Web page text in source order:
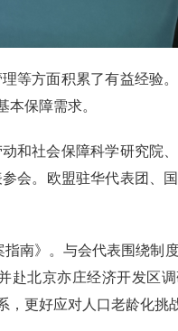
等方面积累了有益经验
保障需求。
和社会保障科学研究院
会。欧盟驻华代表团、
南》。与会代表围绕制
赴北京亦庄经济开发区
更好应对人口老龄化挑